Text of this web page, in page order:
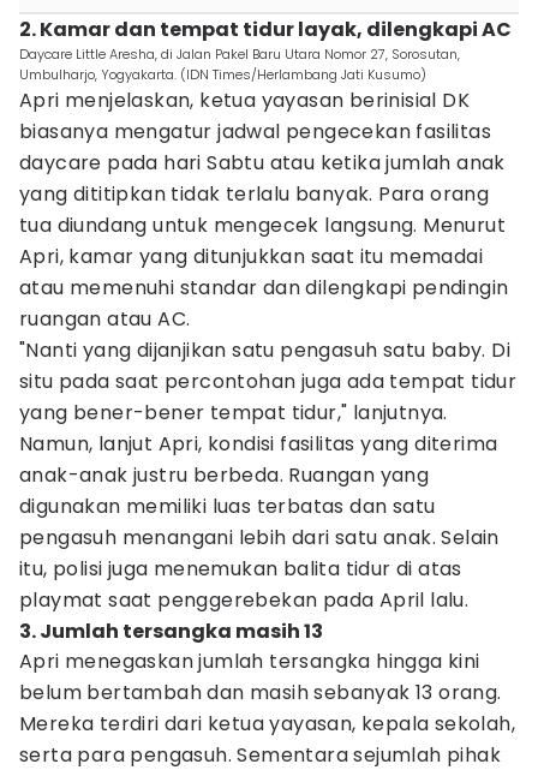
2. Kamar dan tempat tidur layak, dilengkapi AC
Daycare Little Aresha, di Jalan Pakel Baru Utara Nomor 27, Sorosutan,
Umbulharjo, Yogyakarta. (IDN Times/Herlambang Jati Kusumo)
Apri menjelaskan, ketua yayasan berinisial DK
biasanya mengatur jadwal pengecekan fasilitas
daycare pada hari Sabtu atau ketika jumlah anak
yang dititipkan tidak terlalu banyak. Para orang
tua diundang untuk mengecek langsung. Menurut
Apri, kamar yang ditunjukkan saat itu memadai
atau memenuhi standar dan dilengkapi pendingin
ruangan atau AC.
"Nanti yang dijanjikan satu pengasuh satu baby. Di
situ pada saat percontohan juga ada tempat tidur
yang bener-bener tempat tidur," lanjutnya.
Namun, lanjut Apri, kondisi fasilitas yang diterima
anak-anak justru berbeda. Ruangan yang
digunakan memiliki luas terbatas dan satu
pengasuh menangani lebih dari satu anak. Selain
itu, polisi juga menemukan balita tidur di atas
playmat saat penggerebekan pada April lalu.
3. Jumlah tersangka masih 13
Apri menegaskan jumlah tersangka hingga kini
belum bertambah dan masih sebanyak 13 orang.
Mereka terdiri dari ketua yayasan, kepala sekolah,
serta para pengasuh. Sementara sejumlah pihak